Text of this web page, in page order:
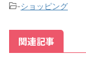
-ショッピング
関連記事